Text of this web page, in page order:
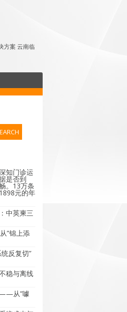
方案 云南临
知门诊运
是否到
。13万条
元的年
中英柬三
”锦上添
反复切”
稳与离线
——从”噱